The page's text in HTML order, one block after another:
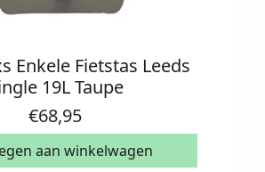
Enkele Fietstas Leeds
19L Taupe
€68,95
aan winkelwagen